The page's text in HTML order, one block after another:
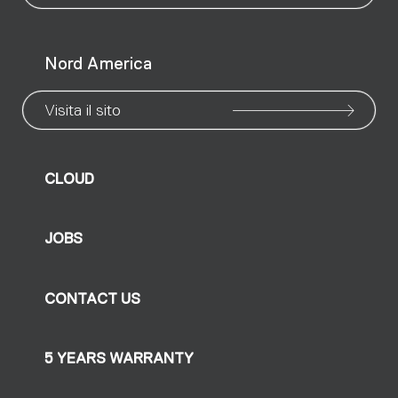
Nord America
Visita il sito
CLOUD
JOBS
CONTACT US
5 YEARS WARRANTY